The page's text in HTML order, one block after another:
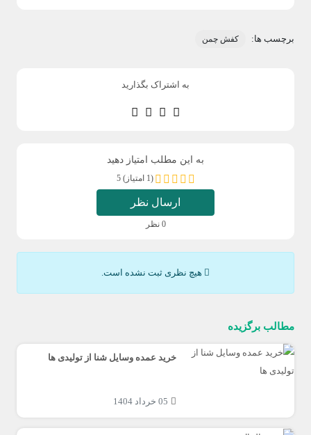
برچسب ها: کفش چمن
به اشتراک بگذارید
به این مطلب امتیاز دهید
(1 امتیاز) 5
0 نظر
ارسال نظر
هیچ نظری ثبت نشده است.
مطالب برگزیده
خرید عمده وسایل شنا از تولیدی ها
05 خرداد 1404